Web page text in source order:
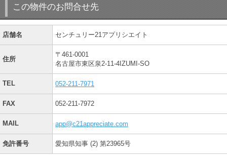
この物件のお問合せ先
店舗名 センチュリー21アプリシエイト
住所
〒461-0001
名古屋市東区泉2-11-4IZUMI-SO
TEL 052-211-7971
FAX 052-211-7972
MAIL app@c21appreciate.com
免許番号 愛知県知事 (2) 第23965号